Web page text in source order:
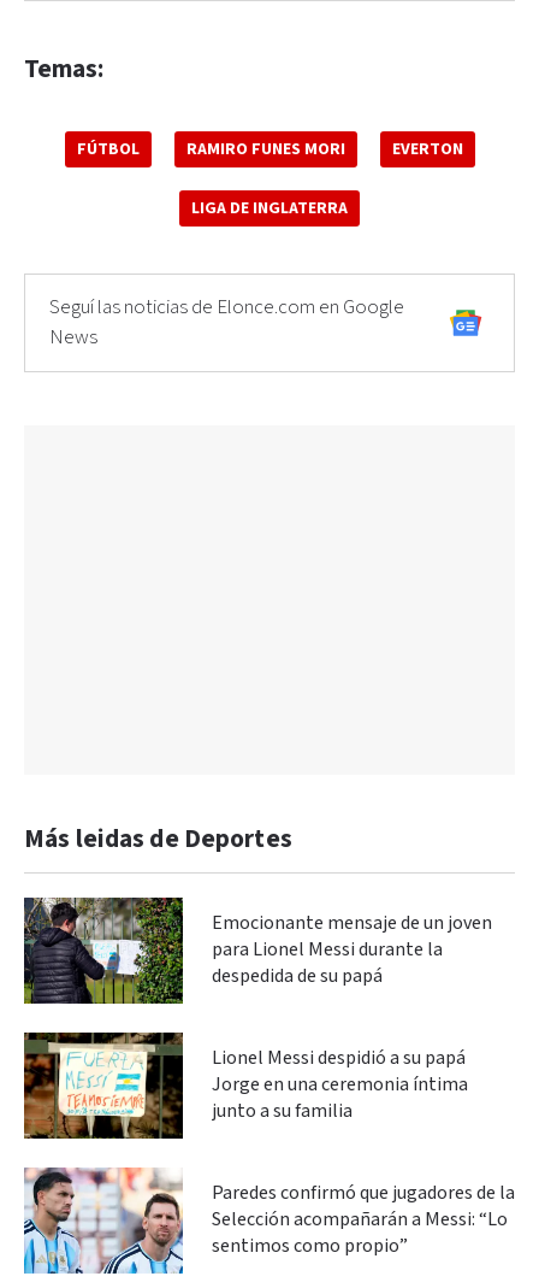
Temas:
FÚTBOL RAMIRO FUNES MORI EVERTON
LIGA DE INGLATERRA
Seguí las noticias de Elonce.com en Google
News
Más leidas de Deportes
Emocionante mensaje de un joven
para Lionel Messi durante la
despedida de su papá
Lionel Messi despidió a su papá
Jorge en una ceremonia íntima
junto a su familia
Paredes confirmó que jugadores de la
Selección acompañarán a Messi: “Lo
sentimos como propio”